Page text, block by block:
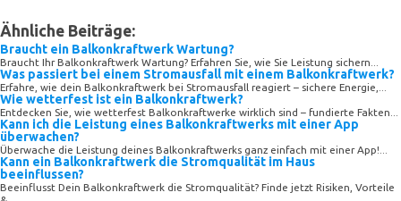
Ähnliche Beiträge:
Braucht ein Balkonkraftwerk Wartung?
Braucht Ihr Balkonkraftwerk Wartung? Erfahren Sie, wie Sie Leistung sichern...
Was passiert bei einem Stromausfall mit einem Balkonkraftwerk?
Erfahre, wie dein Balkonkraftwerk bei Stromausfall reagiert – sichere Energie,...
Wie wetterfest ist ein Balkonkraftwerk?
Entdecken Sie, wie wetterfest Balkonkraftwerke wirklich sind – fundierte Fakten...
Kann ich die Leistung eines Balkonkraftwerks mit einer App
überwachen?
Überwache die Leistung deines Balkonkraftwerks ganz einfach mit einer App!...
Kann ein Balkonkraftwerk die Stromqualität im Haus
beeinflussen?
Beeinflusst Dein Balkonkraftwerk die Stromqualität? Finde jetzt Risiken, Vorteile